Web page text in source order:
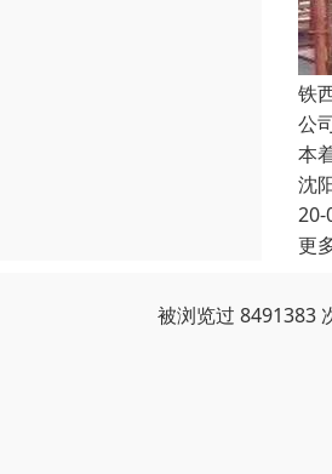
铁
公
本
沈
20-
更
被浏览过 8491383